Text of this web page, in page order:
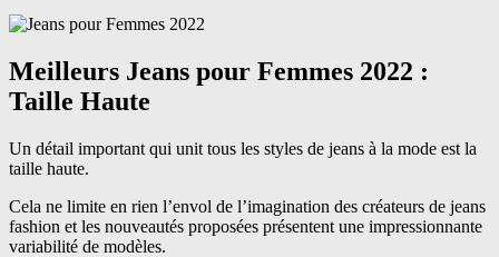
Meilleurs Jeans pour Femmes 2022 :
Taille Haute
Un détail important qui unit tous les styles de jeans à la mode est la
taille haute.
Cela ne limite en rien l’envol de l’imagination des créateurs de jeans
fashion et les nouveautés proposées présentent une impressionnante
variabilité de modèles.